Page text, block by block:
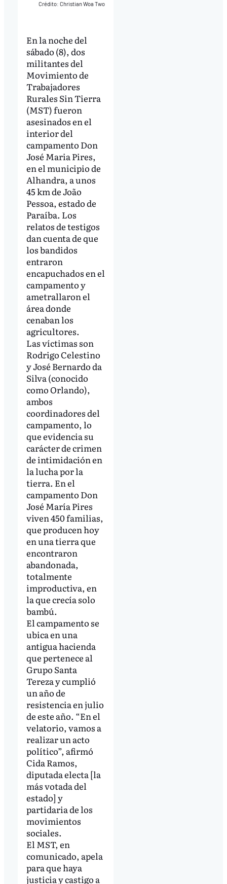
Crédito: Christian Woa Two
En la noche del
sábado (8), dos
militantes del
Movimiento de
Trabajadores
Rurales Sin Tierra
(MST) fueron
asesinados en el
interior del
campamento Don
José Maria Pires,
en el municipio de
Alhandra, a unos
45 km de João
Pessoa, estado de
Paraíba. Los
relatos de testigos
dan cuenta de que
los bandidos
entraron
encapuchados en el
campamento y
ametrallaron el
área donde
cenaban los
agricultores.
Las víctimas son
Rodrigo Celestino
y José Bernardo da
Silva (conocido
como Orlando),
ambos
coordinadores del
campamento, lo
que evidencia su
carácter de crimen
de intimidación en
la lucha por la
tierra. En el
campamento Don
José María Pires
viven 450 familias,
que producen hoy
en una tierra que
encontraron
abandonada,
totalmente
improductiva, en
la que crecía solo
bambú.
El campamento se
ubica en una
antigua hacienda
que pertenece al
Grupo Santa
Tereza y cumplió
un año de
resistencia en julio
de este año. “En el
velatorio, vamos a
realizar un acto
político”, afirmó
Cida Ramos,
diputada electa [la
más votada del
estado] y
partidaria de los
movimientos
sociales.
El MST, en
comunicado, apela
para que haya
justicia y castigo a